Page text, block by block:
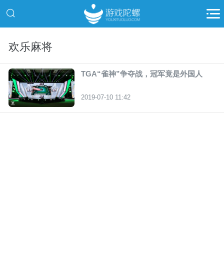
欢乐麻将
TGA“雀神”争夺战，冠军竟是外国人
2019-07-10 11:42